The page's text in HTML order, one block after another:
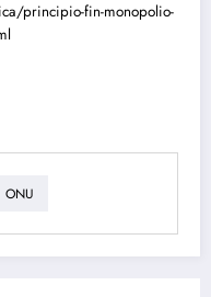
principio-fin-monopolio-
ONU